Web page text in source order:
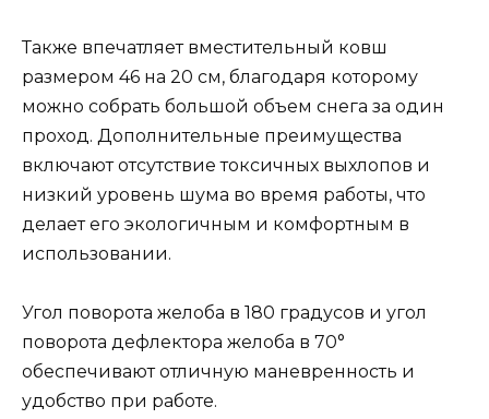
Также впечатляет вместительный ковш
размером 46 на 20 см, благодаря которому
можно собрать большой объем снега за один
проход. Дополнительные преимущества
включают отсутствие токсичных выхлопов и
низкий уровень шума во время работы, что
делает его экологичным и комфортным в
использовании.
Угол поворота желоба в 180 градусов и угол
поворота дефлектора желоба в 70°
обеспечивают отличную маневренность и
удобство при работе.